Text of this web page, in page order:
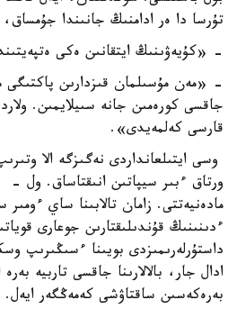
تۇرسا دا ەر ادامنىڭ جانىندا
- «كۇيەۋىنىڭ ايتقانىن ەكى
- «مەن مۇسىلمان قىزدارىن پاكتىگى
جاقسى كورەمىن جانە سىيلايمىن.
قارسى كەلمەيدى».
وسى ايتىلعانداردى نەگىزگە الا
ورتاق ءبىر سيپاتىن انىقتاساق. ول
مادەنيەتتى. زامان تالابىنا ساي
ءدىنىنىڭ قۇندىلىقتارىن جوعارى
داستۇرلەرىمىزدى بويىنا ءسىڭىرىپ
ادال جار، بالالارىنا جاقسى تاربيە
بەرەكەسىن ساقتاۋشى كەمەڭگەر ايەل.